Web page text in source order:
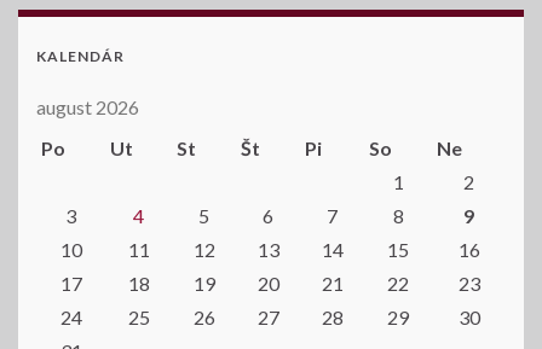
KALENDÁR
august 2026
Po
Ut St Št Pi So
Ne
1
2
3
4 5 6 7 8
9
10
11 12 13 14 15
16
17
18 19 20 21 22
23
24
25 26 27 28 29
30